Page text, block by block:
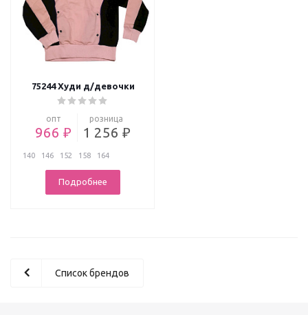
75244 Худи д/девочки
опт
966 ₽
розница
1 256 ₽
140 146 152 158 164
Подробнее
Список брендов